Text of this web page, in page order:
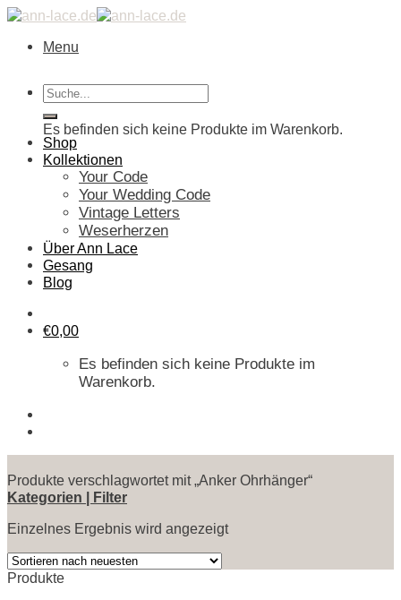
Skip
contentMenu
Warenkorb
Es befinden sich keine Produkte im Warenkorb.
Suche
nach:
Shop
Kollektionen
Your Code
Your Wedding Code
Vintage Letters
Weserherzen
Über Ann Lace
Gesang
Blog
€0,00
Es befinden sich keine Produkte im
Warenkorb.
Produkte verschlagwortet mit „Anker Ohrhänger“
Kategorien | Filter
Einzelnes Ergebnis wird angezeigt
Produkte